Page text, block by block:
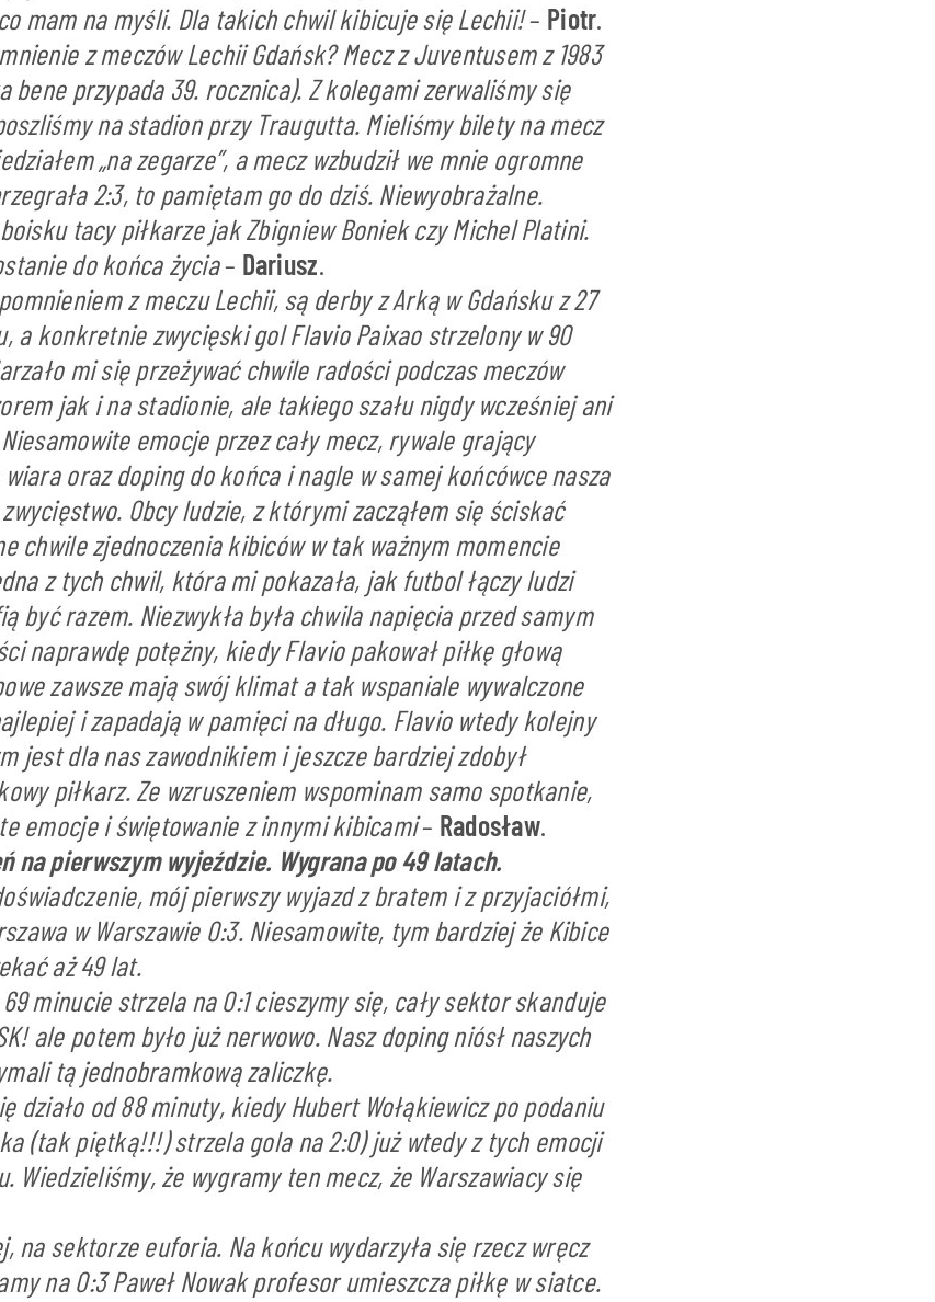
mam na myśli. Dla takich chwil kibicuje się Lechii!– Piotr.
z meczów Lechii Gdańsk? Mecz z Juventusem z 1983
bene przypada 39. rocznica). Z kolegami zerwaliśmy się
na stadion przy Traugutta. Mieliśmy bilety na mecz
„na zegarze”, a mecz wzbudził we mnie ogromne
2:3, to pamiętam go do dziś. Niewyobrażalne.
tacy piłkarze jak Zbigniew Boniek czy Michel Platini.
do końca życia– Dariusz.
z meczu Lechii, są derby z Arką w Gdańsku z 27
a konkretnie zwycięski gol Flavio Paixao strzelony w 90
mi się przeżywać chwile radości podczas meczów
jak i na stadionie, ale takiego szału nigdy wcześniej ani
emocje przez cały mecz, rywale grający
oraz doping do końca i nagle w samej końcówce nasza
Obcy ludzie, z którymi zacząłem się ściskać
chwile zjednoczenia kibiców w tak ważnym momencie
z tych chwil, która mi pokazała, jak futbol łączy ludzi
być razem. Niezwykła była chwila napięcia przed samym
naprawdę potężny, kiedy Flavio pakował piłkę głową
zawsze mają swój klimat a tak wspaniale wywalczone
i zapadają w pamięci na długo. Flavio wtedy kolejny
jest dla nas zawodnikiem i jeszcze bardziej zdobył
piłkarz. Ze wzruszeniem wspominam samo spotkanie,
emocje i świętowanie z innymi kibicami– Radosław.
na pierwszym wyjeździe. Wygrana po 49 latach.
mój pierwszy wyjazd z bratem i z przyjaciółmi,
w Warszawie 0:3. Niesamowite, tym bardziej że Kibice
aż 49 lat.
minucie strzela na 0:1 cieszymy się, cały sektor skanduje
ale potem było już nerwowo. Nasz doping niósł naszych
tą jednobramkową zaliczkę.
działo od 88 minuty, kiedy Hubert Wołąkiewicz po podaniu
(tak piętką!!!) strzela gola na 2:0) już wtedy z tych emocji
Wiedzieliśmy, że wygramy ten mecz, że Warszawiacy się
na sektorze euforia. Na końcu wydarzyła się rzecz wręcz
na 0:3 Paweł Nowak profesor umieszcza piłkę w siatce.